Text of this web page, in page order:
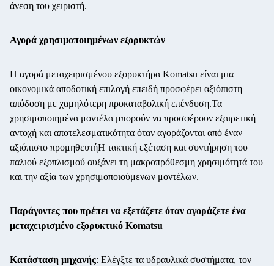
άνεση του χειριστή.
Αγορά χρησιμοποιημένων εξορυκτών
Η αγορά μεταχειρισμένου εξορυκτήρα Komatsu είναι μια
οικονομικά αποδοτική επιλογή επειδή προσφέρει αξιόπιστη
απόδοση με χαμηλότερη προκαταβολική επένδυση.Τα
χρησιμοποιημένα μοντέλα μπορούν να προσφέρουν εξαιρετική
αντοχή και αποτελεσματικότητα όταν αγοράζονται από έναν
αξιόπιστο προμηθευτήΗ τακτική εξέταση και συντήρηση του
παλιού εξοπλισμού αυξάνει τη μακροπρόθεσμη χρησιμότητά του
και την αξία των χρησιμοποιούμενων μοντέλων.
Παράγοντες που πρέπει να εξετάζετε όταν αγοράζετε ένα
μεταχειρισμένο εξορυκτικό Komatsu
Κατάσταση μηχανής: Ελέγξτε τα υδραυλικά συστήματα, τον